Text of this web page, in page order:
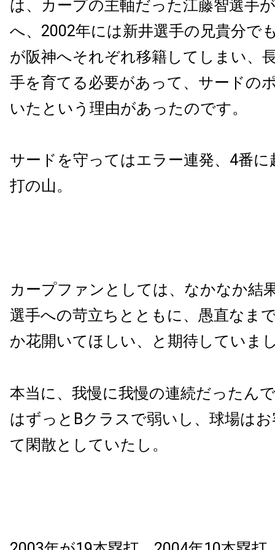
は、カープの主軸だった江藤智選手が
へ、 2002年には新井選手の兄貴分で
が阪神へそれぞれ移籍してしまい、
手を育てる必要があって、サードの
いたという理由があったのです。
サードを守ってはエラー連発、 4番に
打の山。
カープファンとしては、なかなか結
選手への苛立ちとともに、愚直なま
か花開いてほしい、と期待していま
本当に、我慢に我慢の連続だったん
はずっと Bクラスで弱いし、球場は
て閑散としていたし。